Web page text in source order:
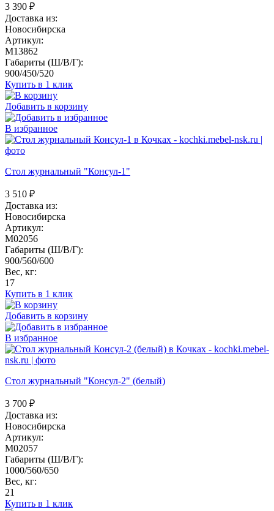
3 390 ₽
Доставка из:
Новосибирска
Артикул:
M13862
Габариты (Ш/В/Г):
900/450/520
Купить в 1 клик
Добавить в корзину
В избранное
Стол журнальный "Консул-1"
3 510 ₽
Доставка из:
Новосибирска
Артикул:
M02056
Габариты (Ш/В/Г):
900/560/600
Вес, кг:
17
Купить в 1 клик
Добавить в корзину
В избранное
Стол журнальный "Консул-2" (белый)
3 700 ₽
Доставка из:
Новосибирска
Артикул:
M02057
Габариты (Ш/В/Г):
1000/560/650
Вес, кг:
21
Купить в 1 клик